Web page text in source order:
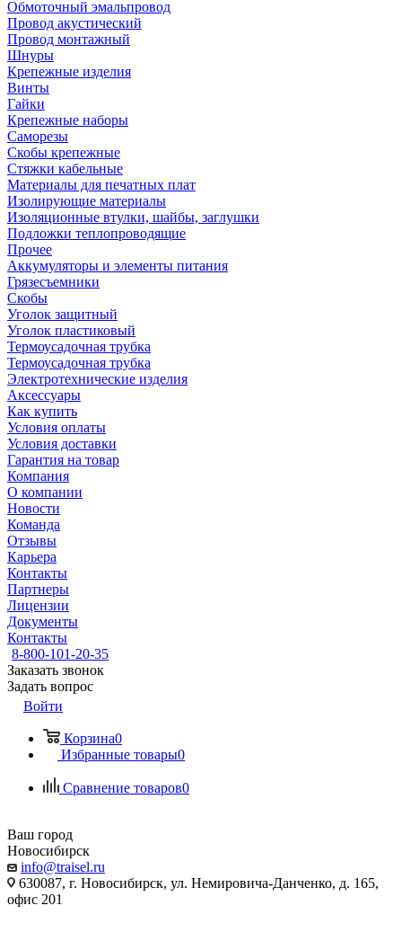
Обмоточный эмальпровод
Провод акустический
Провод монтажный
Шнуры
Крепежные изделия
Винты
Гайки
Крепежные наборы
Саморезы
Скобы крепежные
Стяжки кабельные
Материалы для печатных плат
Изолирующие материалы
Изоляционные втулки, шайбы, заглушки
Подложки теплопроводящие
Прочее
Аккумуляторы и элементы питания
Грязесъемники
Скобы
Уголок защитный
Уголок пластиковый
Термоусадочная трубка
Термоусадочная трубка
Электротехнические изделия
Аксессуары
Как купить
Условия оплаты
Условия доставки
Гарантия на товар
Компания
О компании
Новости
Команда
Отзывы
Карьера
Контакты
Партнеры
Лицензии
Документы
Контакты
8-800-101-20-35
Заказать звонок
Задать вопрос
Войти
Корзина0
Избранные товары0
Сравнение товаров0
Ваш город
Новосибирск
info@traisel.ru
630087, г. Новосибирск, ул. Немировича-Данченко, д. 165,
офис 201